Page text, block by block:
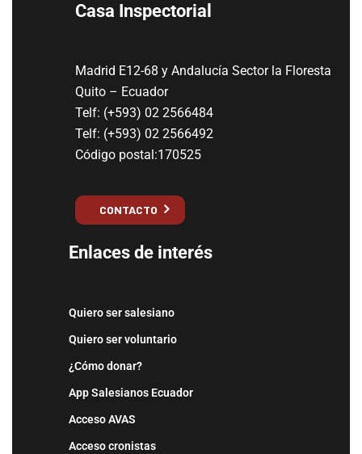
Casa Inspectorial
Madrid E12-68 y Andalucía Sector la Floresta
Quito – Ecuador
Telf: (+593) 02 2566484
Telf: (+593) 02 2566492
Código postal:170525
CONTACTO
Enlaces de interés
Quiero ser salesiano
Quiero ser voluntario
¿Cómo donar?
App Salesianos Ecuador
Acceso AVAS
Acceso cronistas